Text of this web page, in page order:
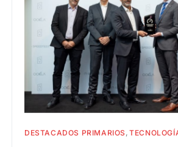
DESTACADOS PRIMARIOS